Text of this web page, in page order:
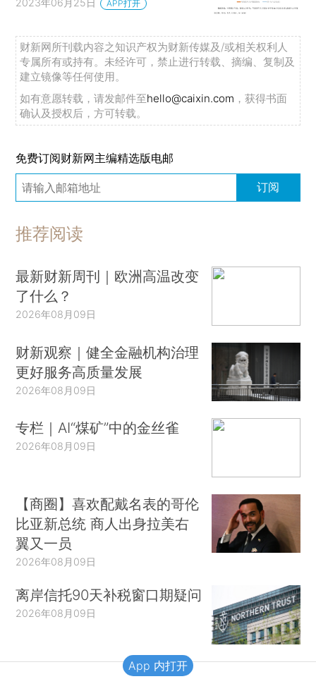
2023年06月25日 APP打开
财新网所刊载内容之知识产权为财新传媒及/或相关权利人
专属所有或持有。未经许可，禁止进行转载、摘编、复制及
建立镜像等任何使用。
如有意愿转载，请发邮件至hello@caixin.com ，获得书面
确认及授权后，方可转载。
免费订阅财新网主编精选版电邮
订阅
推荐阅读
最新财新周刊｜欧洲高温改变
了什么？
2026年08月09日
财新观察｜健全金融机构治理
更好服务高质量发展
2026年08月09日
专栏｜AI“煤矿”中的金丝雀
2026年08月09日
【商圈】喜欢配戴名表的哥伦
比亚新总统 商人出身拉美右
翼又一员
2026年08月09日
离岸信托90天补税窗口期疑问
2026年08月09日
App 内打开